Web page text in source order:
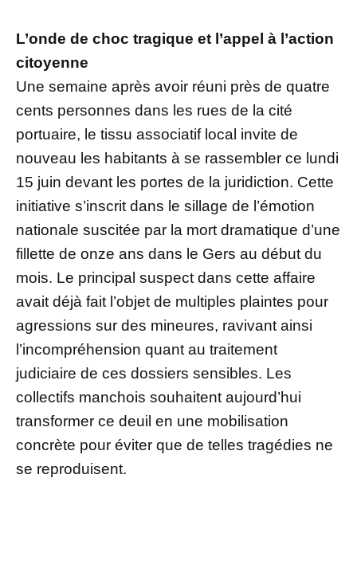
L’onde de choc tragique et l’appel à l’action
citoyenne
Une semaine après avoir réuni près de quatre
cents personnes dans les rues de la cité
portuaire, le tissu associatif local invite de
nouveau les habitants à se rassembler ce lundi
15 juin devant les portes de la juridiction. Cette
initiative s’inscrit dans le sillage de l’émotion
nationale suscitée par la mort dramatique d’une
fillette de onze ans dans le Gers au début du
mois. Le principal suspect dans cette affaire
avait déjà fait l’objet de multiples plaintes pour
agressions sur des mineures, ravivant ainsi
l’incompréhension quant au traitement
judiciaire de ces dossiers sensibles. Les
collectifs manchois souhaitent aujourd’hui
transformer ce deuil en une mobilisation
concrète pour éviter que de telles tragédies ne
se reproduisent.